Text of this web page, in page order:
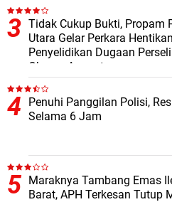
Tidak Cukup Bukti, Propam
Utara Gelar Perkara Hentikan
Penyelidikan Dugaan
Oknum Anggota
Penuhi Panggilan Polisi,
Selama 6 Jam
Maraknya Tambang Emas
Barat, APH Terkesan Tutup